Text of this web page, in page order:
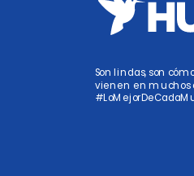
Son lindas, son
vienen en muchos